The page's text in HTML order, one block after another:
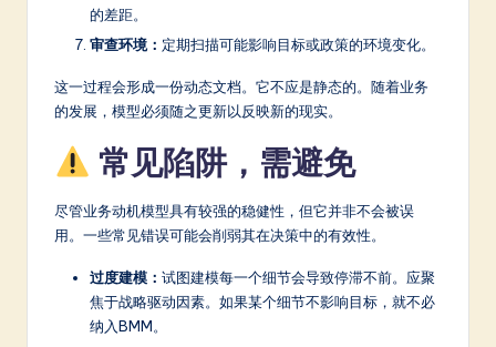
的差距。
审查环境： 定期扫描可能影响目标或政策的环境变化。
这一过程会形成一份动态文档。它不应是静态的。随着业务
的发展，模型必须随之更新以反映新的现实。
常见陷阱，需避免
尽管业务动机模型具有较强的稳健性，但它并非不会被误
用。一些常见错误可能会削弱其在决策中的有效性。
过度建模： 试图建模每一个细节会导致停滞不前。应聚
焦于战略驱动因素。如果某个细节不影响目标，就不必
纳入BMM。